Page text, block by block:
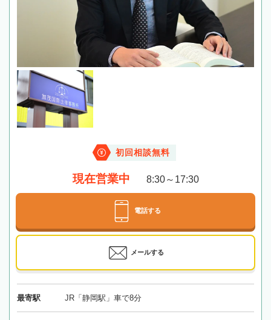
初回相談無料
現在営業中 8:30～17:30
電話する
メールする
最寄駅 JR「静岡駅」車で8分